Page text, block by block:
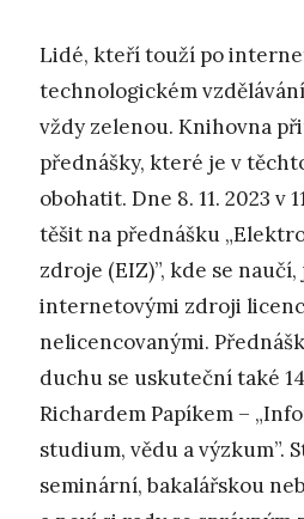
Lidé, kteří touží po
technologickém
vždy zelenou. Knihovna
přednášky, které je v
obohatit. Dne 8. 11. 2023 v
těšit na přednášku
zdroje (EIZ)”, kde se
internetovými zdroji
nelicencovanými.
duchu se uskuteční také
Richardem Papíkem –
studium, vědu a výzkum”.
seminární, bakalářskou